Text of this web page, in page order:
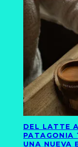
DEL LATTE
PATAGONIA
UNA NUEVA